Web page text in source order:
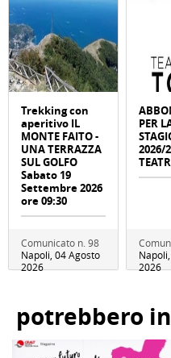
Trekking con
aperitivo IL
MONTE FAITO -
UNA TERRAZZA
SUL GOLFO
Sabato 19
Settembre 2026
ore 09:30
Comunicato n. 98
Napoli, 04 Agosto
2026
PER
2026/
2026
potrebbero